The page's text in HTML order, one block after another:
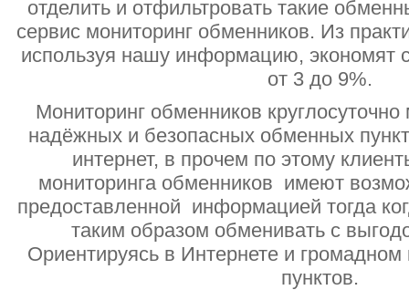
отделить и отфильтровать такие
сервис мониторинг обменников. Из
используя нашу информацию, экономят
от 3 до 9%.
Мониторинг обменников круглосуточно
надёжных и безопасных обменных
интернет, в прочем по этому
мониторинга обменников имеют
предоставленной информацией тогда
таким образом обменивать с
Ориентируясь в Интернете и
пунктов.